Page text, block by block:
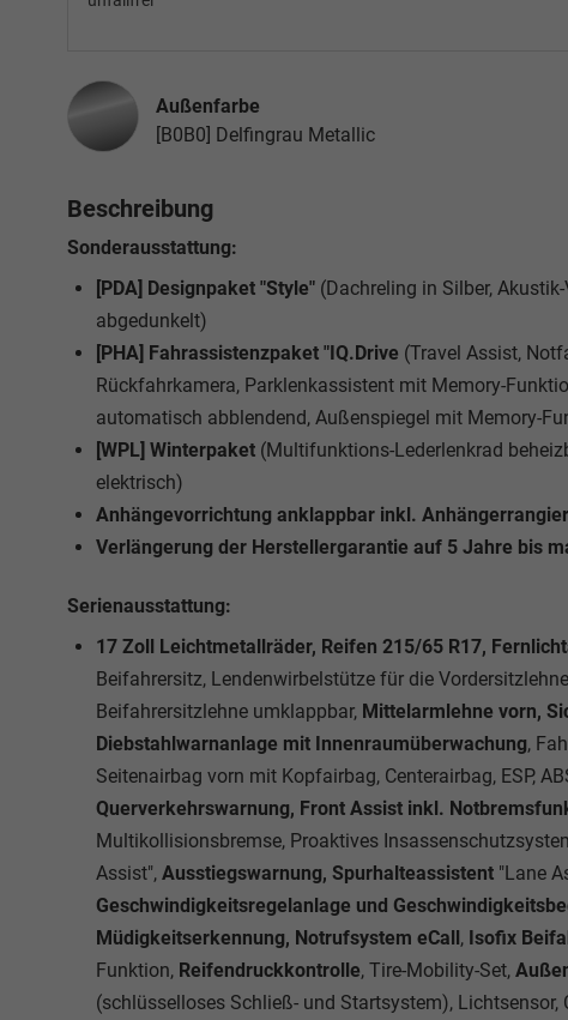
Außenfarbe
[B0B0] Delfingrau Metallic
Beschreibung
Sonderausstattung:
[PDA] Designpaket "Style" (Dachreling in Silber,
abgedunkelt)
[PHA] Fahrassistenzpaket "IQ.Drive (Travel Assist,
Rückfahrkamera, Parklenkassistent mit Memory-
automatisch abblendend, Außenspiegel mit Memory-
[WPL] Winterpaket (Multifunktions-Lederlenkrad
elektrisch)
Anhängevorrichtung anklappbar inkl.
Verlängerung der Herstellergarantie auf 5 Jahre bis
Serienausstattung:
17 Zoll Leichtmetallräder, Reifen 215/65 R17,
Beifahrersitz, Lendenwirbelstütze für die
Beifahrersitzlehne umklappbar, Mittelarmlehne vorn,
Diebstahlwarnanlage mit Innenraumüberwachung,
Seitenairbag vorn mit Kopfairbag, Centerairbag, ESP,
Querverkehrswarnung, Front Assist inkl.
Multikollisionsbremse, Proaktives
Assist", Ausstiegswarnung, Spurhalteassistent "Lane
Geschwindigkeitsregelanlage und
Müdigkeitserkennung, Notrufsystem eCall, Isofix
Funktion, Reifendruckkontrolle, Tire-Mobility-Set,
(schlüsselloses Schließ- und Startsystem),